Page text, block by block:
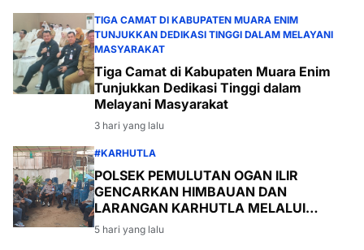
TIGA CAMAT DI KABUPATEN MUARA ENIM
TUNJUKKAN DEDIKASI TINGGI DALAM MELAYANI
MASYARAKAT
Tiga Camat di Kabupaten Muara Enim
Tunjukkan Dedikasi Tinggi dalam
Melayani Masyarakat
3 hari yang lalu
#KARHUTLA
POLSEK PEMULUTAN OGAN ILIR
GENCARKAN HIMBAUAN DAN
LARANGAN KARHUTLA MELALUI
PROGRAM TSKD (TOURING SAMBANG
KE DESA-DESA
5 hari yang lalu